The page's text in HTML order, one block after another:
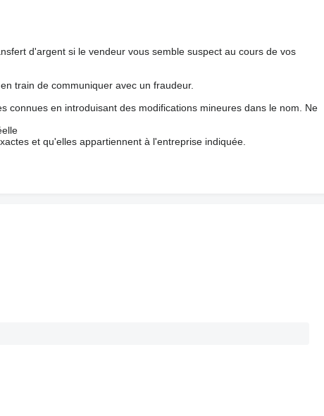
d'argent si le vendeur vous semble suspect au cours de vos
train de communiquer avec un fraudeur.
connues en introduisant des modifications mineures dans le nom. Ne
et qu'elles appartiennent à l'entreprise indiquée.